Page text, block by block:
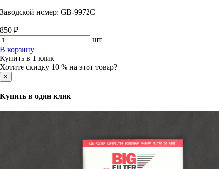
Заводской номер: GB-9972С
850 ₽
шт
В корзину
Купить в 1 клик
Хотите скидку 10 % на этот товар?
×
Купить в один клик